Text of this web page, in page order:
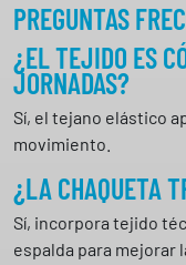
PREGUNTAS
¿EL TEJIDO ES
JORNADAS?
Sí, el tejano elástico
movimiento.
¿LA CHAQUETA
Sí, incorpora tejido
espalda para mejorar